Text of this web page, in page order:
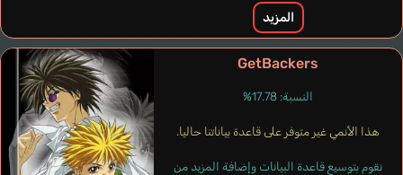
المزيد
GetBackers
النسبة: 17.78%
هذا الأنمي غير متوفر على قاعدة بياناتنا حاليا.
نقوم بتوسيع قاعدة البيانات وإضافة المزيد من